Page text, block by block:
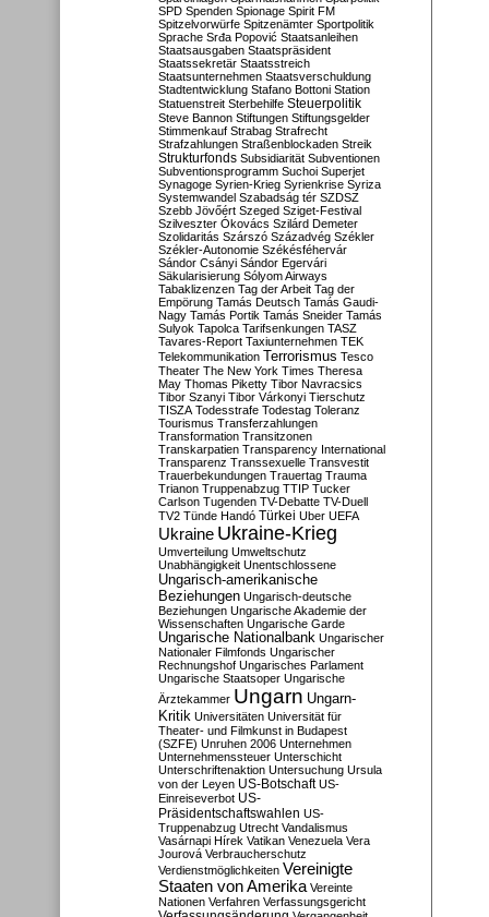
SPD Spenden Spionage Spirit FM
Spitzelvorwürfe Spitzenämter Sportpolitik
Sprache Srđa Popović Staatsanleihen
Staatsausgaben Staatspräsident
Staatssekretär Staatsstreich
Staatsunternehmen Staatsverschuldung
Stadtentwicklung Stafano Bottoni Station
Statuenstreit Sterbehilfe Steuerpolitik
Steve Bannon Stiftungen Stiftungsgelder
Stimmenkauf Strabag Strafrecht
Strafzahlungen Straßenblockaden Streik
Strukturfonds Subsidiarität Subventionen
Subventionsprogramm Suchoi Superjet
Synagoge Syrien-Krieg Syrienkrise Syriza
Systemwandel Szabadság tér SZDSZ
Szebb Jövőért Szeged Sziget-Festival
Szilveszter Ókovács Szilárd Demeter
Szolidaritás Szárszó Századvég Székler
Székler-Autonomie Székésféhervár
Sándor Csányi Sándor Egervári
Säkularisierung Sólyom Airways
Tabaklizenzen Tag der Arbeit Tag der
Empörung Tamás Deutsch Tamás Gaudi-
Nagy Tamás Portik Tamás Sneider Tamás
Sulyok Tapolca Tarifsenkungen TASZ
Tavares-Report Taxiunternehmen TEK
Telekommunikation Terrorismus Tesco
Theater The New York Times Theresa
May Thomas Piketty Tibor Navracsics
Tibor Szanyi Tibor Várkonyi Tierschutz
TISZA Todesstrafe Todestag Toleranz
Tourismus Transferzahlungen
Transformation Transitzonen
Transkarpatien Transparency International
Transparenz Transsexuelle Transvestit
Trauerbekundungen Trauertag Trauma
Trianon Truppenabzug TTIP Tucker
Carlson Tugenden TV-Debatte TV-Duell
TV2 Tünde Handó Türkei Uber UEFA
Ukraine Ukraine-Krieg
Umverteilung Umweltschutz
Unabhängigkeit Unentschlossene
Ungarisch-amerikanische
Beziehungen Ungarisch-deutsche
Beziehungen Ungarische Akademie der
Wissenschaften Ungarische Garde
Ungarische Nationalbank Ungarischer
Nationaler Filmfonds Ungarischer
Rechnungshof Ungarisches Parlament
Ungarische Staatsoper Ungarische
Ärztekammer Ungarn Ungarn-
Kritik Universitäten Universität für
Theater- und Filmkunst in Budapest
(SZFE) Unruhen 2006 Unternehmen
Unternehmenssteuer Unterschicht
Unterschriftenaktion Untersuchung Ursula
von der Leyen US-Botschaft US-
Einreiseverbot US-
Präsidentschaftswahlen US-
Truppenabzug Utrecht Vandalismus
Vasárnapi Hírek Vatikan Venezuela Vera
Jourová Verbraucherschutz
Verdienstmöglichkeiten Vereinigte
Staaten von Amerika Vereinte
Nationen Verfahren Verfassungsgericht